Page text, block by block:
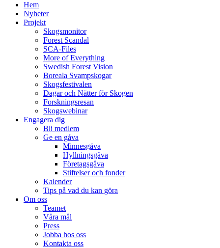
Hem
Nyheter
Projekt
Skogsmonitor
Forest Scandal
SCA-Files
More of Everything
Swedish Forest Vision
Boreala Svampskogar
Skogsfestivalen
Dagar och Nätter för Skogen
Forskningsresan
Skogswebinar
Engagera dig
Bli medlem
Ge en gåva
Minnesgåva
Hyllningsgåva
Företagsgåva
Stiftelser och fonder
Kalender
Tips på vad du kan göra
Om oss
Teamet
Våra mål​
Press
Jobba hos oss
Kontakta oss